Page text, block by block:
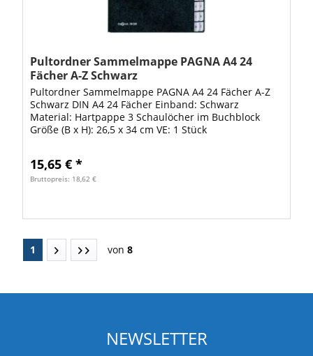
Pultordner Sammelmappe PAGNA A4 24
Fächer A-Z Schwarz
Pultordner Sammelmappe PAGNA A4 24 Fächer A-Z
Schwarz DIN A4 24 Fächer Einband: Schwarz
Material: Hartpappe 3 Schaulöcher im Buchblock
Größe (B x H): 26,5 x 34 cm VE: 1 Stück
15,65 € *
Bruttopreis: 18,62 €
1 von 8
NEWSLETTER